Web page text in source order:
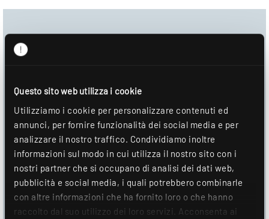
Questo sito web utilizza i cookie
Utilizziamo i cookie per personalizzare contenuti ed
annunci, per fornire funzionalità dei social media e per
analizzare il nostro traffico. Condividiamo inoltre
informazioni sul modo in cui utilizza il nostro sito con i
nostri partner che si occupano di analisi dei dati web,
pubblicità e social media, i quali potrebbero combinarle
con altre informazioni che ha fornito loro o che hanno
raccolto dal suo utilizzo dei loro servizi. Acconsenta ai
Centro download
Scheda tecnica
Informazioni sul montaggio
DOWNLOAD
AGGIUNGI ALLA LISTA DEI DESIDERI